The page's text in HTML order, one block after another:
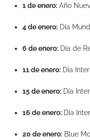
1 de enero: Año
4 de enero: Día
6 de enero: Día de
11 de enero: Día
15 de enero: Día
16 de enero: Día
20 de enero: Blue